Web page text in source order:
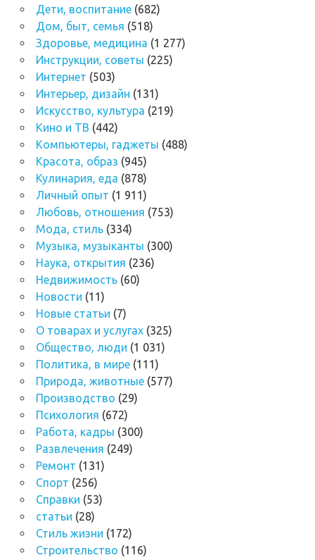
Дети, воспитание(682)
Дом, быт, семья (518)
Здоровье, медицина (1 277)
Инструкции, советы (225)
Интернет (503)
Интерьер, дизайн (131)
Искусство, культура (219)
Кино и ТВ (442)
Компьютеры, гаджеты (488)
Красота, образ (945)
Кулинария, еда (878)
Личный опыт (1 911)
Любовь, отношения (753)
Мода, стиль(334)
Музыка, музыканты (300)
Наука, открытия (236)
Недвижимость(60)
Новости (11)
Новые статьи (7)
О товарах и услугах(325)
Общество, люди (1 031)
Политика, в мире(111)
Природа, животные(577)
Производство (29)
Психология (672)
Работа, кадры (300)
Развлечения (249)
Ремонт (131)
Спорт (256)
Справки (53)
статьи (28)
Стиль жизни (172)
Строительство (116)